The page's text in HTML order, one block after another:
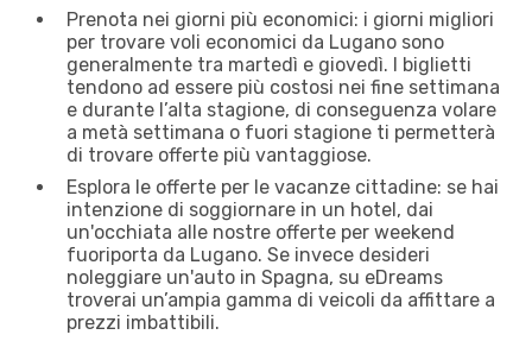
Prenota nei giorni più economici: i giorni migliori
per trovare voli economici da Lugano sono
generalmente tra martedì e giovedì. I biglietti
tendono ad essere più costosi nei fine settimana
e durante l’alta stagione, di conseguenza volare
a metà settimana o fuori stagione ti permetterà
di trovare offerte più vantaggiose.
Esplora le offerte per le vacanze cittadine: se hai
intenzione di soggiornare in un hotel, dai
un'occhiata alle nostre offerte per weekend
fuoriporta da Lugano. Se invece desideri
noleggiare un'auto in Spagna, su eDreams
troverai un’ampia gamma di veicoli da affittare a
prezzi imbattibili.